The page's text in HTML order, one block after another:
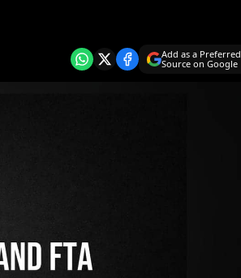
Add as a Preferred
Source on Google